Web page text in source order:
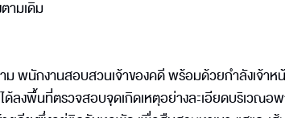
ามเดิม
ม พนักงานสอบสวนเจ้าของคดี พร้อมด้วยกำลังเจ้า
ด้ลงพื้นที่ตรวจสอบจุดเกิดเหตุอย่างละเอียดบริเวณอ